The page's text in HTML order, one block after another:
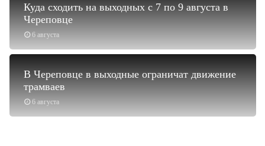
6 августа
Куда сходить на выходных с 7 по 9 августа в
Череповце
6 августа
В Череповце в выходные ограничат движение
трамваев